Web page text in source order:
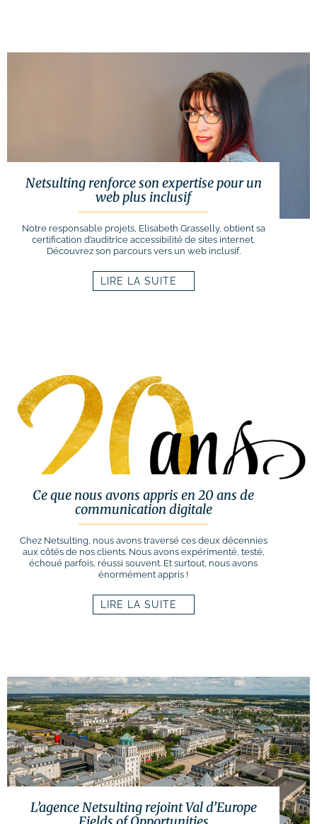
# Formation Photoshop
# Formation Intelligence Artificielle
Netsulting renforce son expertise pour un
web plus inclusif
Notre responsable projets, Elisabeth Grasselly, obtient sa
certification d’auditrice accessibilité de sites internet.
Découvrez son parcours vers un web inclusif.
LIRE LA SUITE
Ce que nous avons appris en 20 ans de
communication digitale
Chez Netsulting, nous avons traversé ces deux décennies
aux côtés de nos clients. Nous avons expérimenté, testé,
échoué parfois, réussi souvent. Et surtout, nous avons
énormément appris !
LIRE LA SUITE
L’agence Netsulting rejoint Val d’Europe